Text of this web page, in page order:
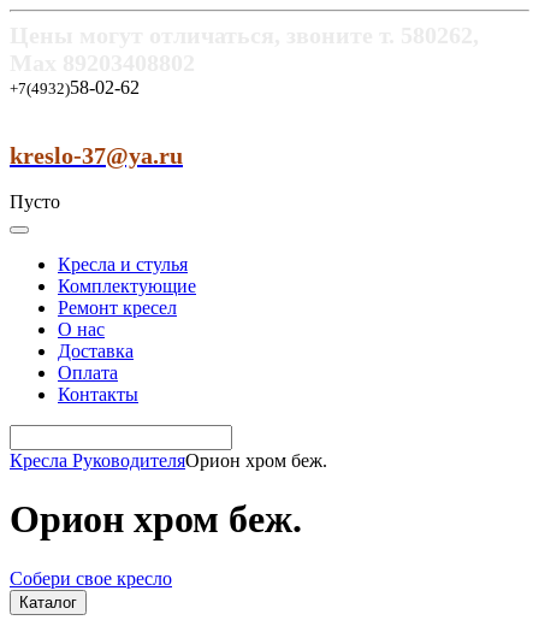
+7(4932)58-02-62
kreslo-37@ya.ru
Пусто
Кресла и стулья
Комплектующие
Ремонт кресел
О нас
Доставка
Оплата
Контакты
Кресла РуководителяОрион хром беж.
Орион хром беж.
Собери свое кресло
Каталог